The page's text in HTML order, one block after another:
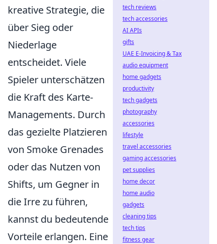
kreative Strategie, die
über Sieg oder
Niederlage
entscheidet. Viele
Spieler unterschätzen
die Kraft des Karte-
Managements. Durch
das gezielte Platzieren
von Smoke Grenades
oder das Nutzen von
Shifts, um Gegner in
die Irre zu führen,
kannst du bedeutende
Vorteile erlangen. Eine
tech reviews
tech accessories
AI APIs
gifts
UAE E-Invoicing & Tax
audio equipment
home gadgets
productivity
tech gadgets
photography
accessories
lifestyle
travel accessories
gaming accessories
pet supplies
home decor
home audio
gadgets
cleaning tips
tech tips
fitness gear